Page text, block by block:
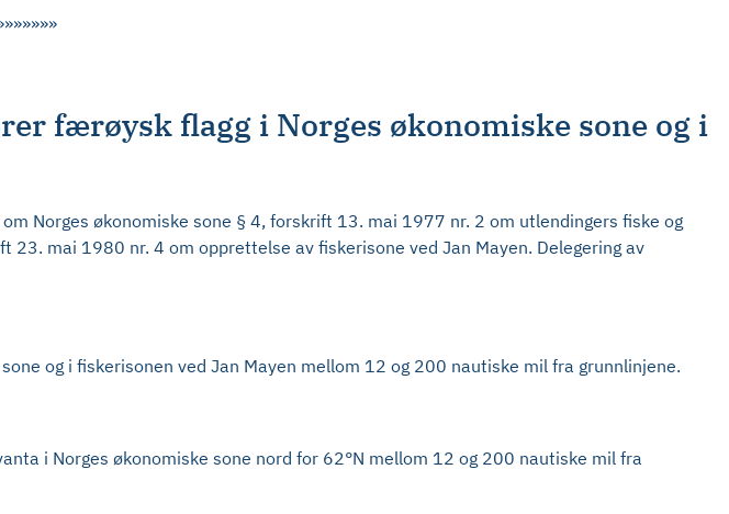
færøysk flagg i Norges økonomiske sone og i
Norges økonomiske sone § 4, forskrift 13. mai 1977 nr. 2 om utlendingers fiske og
mai 1980 nr. 4 om opprettelse av fiskerisone ved Jan Mayen. Delegering av
og i fiskerisonen ved Jan Mayen mellom 12 og 200 nautiske mil fra grunnlinjene.
i Norges økonomiske sone nord for 62°N mellom 12 og 200 nautiske mil fra